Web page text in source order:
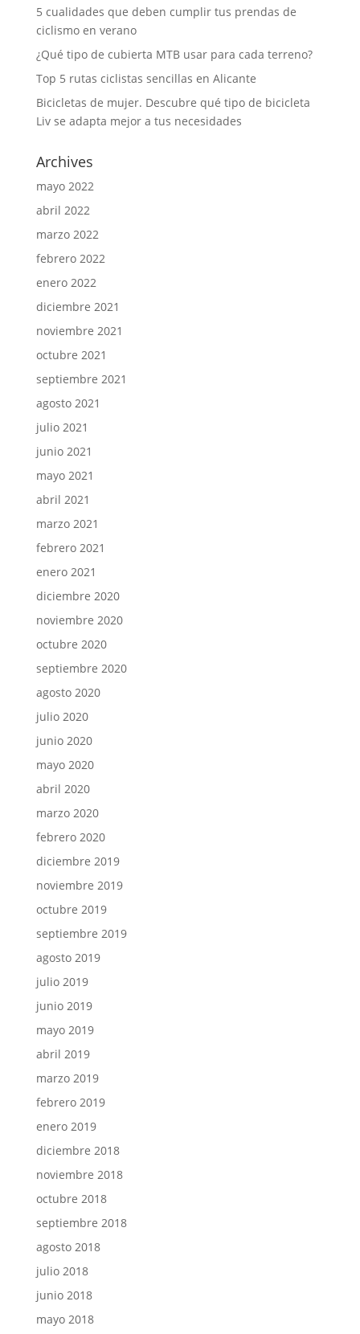
5 cualidades que deben cumplir tus prendas de
ciclismo en verano
¿Qué tipo de cubierta MTB usar para cada terreno?
Top 5 rutas ciclistas sencillas en Alicante
Bicicletas de mujer. Descubre qué tipo de bicicleta
Liv se adapta mejor a tus necesidades
Archives
mayo 2022
abril 2022
marzo 2022
febrero 2022
enero 2022
diciembre 2021
noviembre 2021
octubre 2021
septiembre 2021
agosto 2021
julio 2021
junio 2021
mayo 2021
abril 2021
marzo 2021
febrero 2021
enero 2021
diciembre 2020
noviembre 2020
octubre 2020
septiembre 2020
agosto 2020
julio 2020
junio 2020
mayo 2020
abril 2020
marzo 2020
febrero 2020
diciembre 2019
noviembre 2019
octubre 2019
septiembre 2019
agosto 2019
julio 2019
junio 2019
mayo 2019
abril 2019
marzo 2019
febrero 2019
enero 2019
diciembre 2018
noviembre 2018
octubre 2018
septiembre 2018
agosto 2018
julio 2018
junio 2018
mayo 2018